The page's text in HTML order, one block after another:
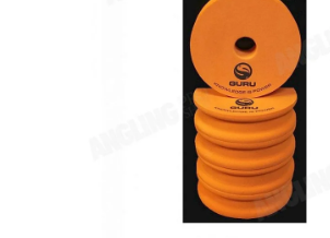
PRETEKÁRSKE SEDAČKY